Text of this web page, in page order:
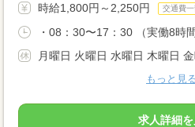
時給1,800円～2,250円 交通費
・08：30〜17：30 （実働8時
月曜日 火曜日 水曜日 木曜日
もっと見
求人詳細